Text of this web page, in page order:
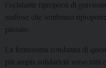
l’eclatante riproporsi di
mafiose che sembrano
passato.
La fermissima condanna di
più ampia solidarietà verso tutti